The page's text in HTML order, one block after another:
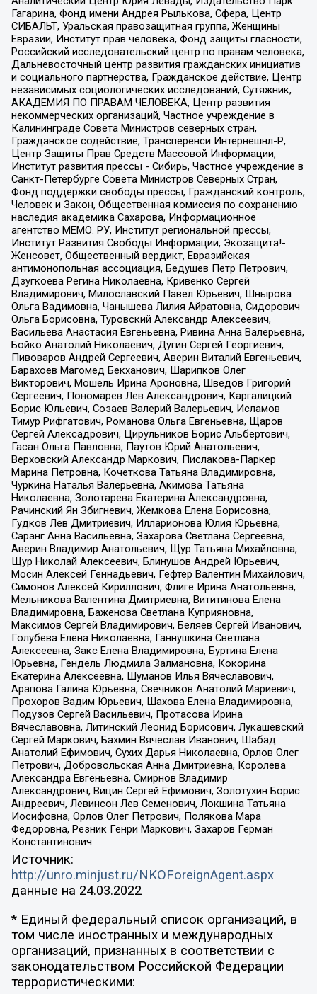
Гагарина, Фонд имени Андрея Рылькова, Сфера, Центр
СИБАЛЬТ, Уральская правозащитная группа, Женщины
Евразии, Институт прав человека, Фонд защиты гласности,
Российский исследовательский центр по правам человека,
Дальневосточный центр развития гражданских инициатив
и социального партнерства, Гражданское действие, Центр
независимых социологических исследований, Сутяжник,
АКАДЕМИЯ ПО ПРАВАМ ЧЕЛОВЕКА, Центр развития
некоммерческих организаций, Частное учреждение в
Калининграде Совета Министров северных стран,
Гражданское содействие, Трансперенси Интернешнл-Р,
Центр Защиты Прав Средств Массовой Информации,
Институт развития прессы - Сибирь, Частное учреждение в
Санкт-Петербурге Совета Министров Северных Стран,
Фонд поддержки свободы прессы, Гражданский контроль,
Человек и Закон, Общественная комиссия по сохранению
наследия академика Сахарова, Информационное
агентство МЕМО. РУ, Институт региональной прессы,
Институт Развития Свободы Информации, Экозащита!-
Женсовет, Общественный вердикт, Евразийская
антимонопольная ассоциация, Бедушев Петр Петрович,
Дзугкоева Регина Николаевна, Кривенко Сергей
Владимирович, Милославский Павел Юрьевич, Шнырова
Ольга Вадимовна, Чанышева Лилия Айратовна, Сидорович
Ольга Борисовна, Туровский Александр Алексеевич,
Васильева Анастасия Евгеньевна, Ривина Анна Валерьевна,
Бойко Анатолий Николаевич, Дугин Сергей Георгиевич,
Пивоваров Андрей Сергеевич, Аверин Виталий Евгеньевич,
Барахоев Магомед Бекханович, Шарипков Олег
Викторович, Мошель Ирина Ароновна, Шведов Григорий
Сергеевич, Пономарев Лев Александрович, Каргалицкий
Борис Юльевич, Созаев Валерий Валерьевич, Исламов
Тимур Рифгатович, Романова Ольга Евгеньевна, Щаров
Сергей Алексадрович, Цирульников Борис Альбертович,
Гасан Ольга Павловна, Паутов Юрий Анатольевич,
Верховский Александр Маркович, Пислакова-Паркер
Марина Петровна, Кочеткова Татьяна Владимировна,
Чуркина Наталья Валерьевна, Акимова Татьяна
Николаевна, Золотарева Екатерина Александровна,
Рачинский Ян Збигневич, Жемкова Елена Борисовна,
Гудков Лев Дмитриевич, Илларионова Юлия Юрьевна,
Саранг Анна Васильевна, Захарова Светлана Сергеевна,
Аверин Владимир Анатольевич, Щур Татьяна Михайловна,
Щур Николай Алексеевич, Блинушов Андрей Юрьевич,
Мосин Алексей Геннадьевич, Гефтер Валентин Михайлович,
Симонов Алексей Кириллович, Флиге Ирина Анатольевна,
Мельникова Валентина Дмитриевна, Вититинова Елена
Владимировна, Баженова Светлана Куприяновна,
Максимов Сергей Владимирович, Беляев Сергей Иванович,
Голубева Елена Николаевна, Ганнушкина Светлана
Алексеевна, Закс Елена Владимировна, Буртина Елена
Юрьевна, Гендель Людмила Залмановна, Кокорина
Екатерина Алексеевна, Шуманов Илья Вячеславович,
Арапова Галина Юрьевна, Свечников Анатолий Мариевич,
Прохоров Вадим Юрьевич, Шахова Елена Владимировна,
Подузов Сергей Васильевич, Протасова Ирина
Вячеславовна, Литинский Леонид Борисович, Лукашевский
Сергей Маркович, Бахмин Вячеслав Иванович, Шабад
Анатолий Ефимович, Сухих Дарья Николаевна, Орлов Олег
Петрович, Добровольская Анна Дмитриевна, Королева
Александра Евгеньевна, Смирнов Владимир
Александрович, Вицин Сергей Ефимович, Золотухин Борис
Андреевич, Левинсон Лев Семенович, Локшина Татьяна
Иосифовна, Орлов Олег Петрович, Полякова Мара
Федоровна, Резник Генри Маркович, Захаров Герман
Константинович
Источник:
http://unro.minjust.ru/NKOForeignAgent.aspx
данные на 24.03.2022
* Единый федеральный список организаций, в
том числе иностранных и международных
организаций, признанных в соответствии с
законодательством Российской Федерации
террористическими: